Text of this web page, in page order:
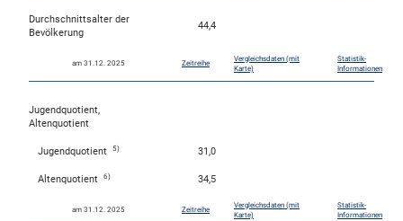
Durchschnittsalter der
Bevölkerung
44,4
am 31.12. 2025 Zeitreihe
Vergleichsdaten (mit
Karte)
Statistik-
Informationen
Jugendquotient,
Altenquotient
Jugendquotient 5) 31,0
Altenquotient 6) 34,5
am 31.12. 2025 Zeitreihe
Vergleichsdaten (mit
Karte)
Statistik-
Informationen